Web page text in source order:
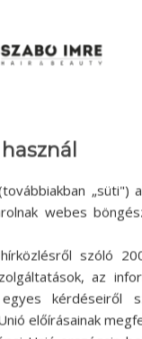
„süti")
webes
szóló
az
kérdéseiről
előírásainak